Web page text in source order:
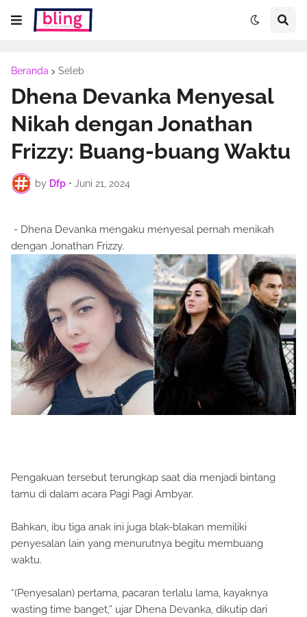
Beranda Seleb
Dhena Devanka Menyesal
Nikah dengan Jonathan
Frizzy: Buang-buang Waktu
by Dfp • Juni 21, 2024
- Dhena Devanka mengaku menyesal pernah menikah
dengan Jonathan Frizzy.
Pengakuan tersebut terungkap saat dia menjadi bintang
tamu di dalam acara Pagi Pagi Ambyar.
Bahkan, ibu tiga anak ini juga blak-blakan memiliki
penyesalan lain yang menurutnya begitu membuang
waktu.
“(Penyesalan) pertama, pacaran terlalu lama, kayaknya
wasting time banget,” ujar Dhena Devanka, dikutip dari